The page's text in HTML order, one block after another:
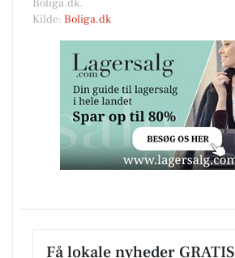
Kilde: Boliga.dk
Få lokale nyheder GRATIS